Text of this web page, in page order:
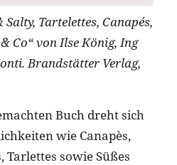
Tartelettes, Canapés,
Co“ von Ilse König, Ing
Brandstätter Verlag,
Buch dreht sich
wie Canapès,
Tarlettes sowie Süßes